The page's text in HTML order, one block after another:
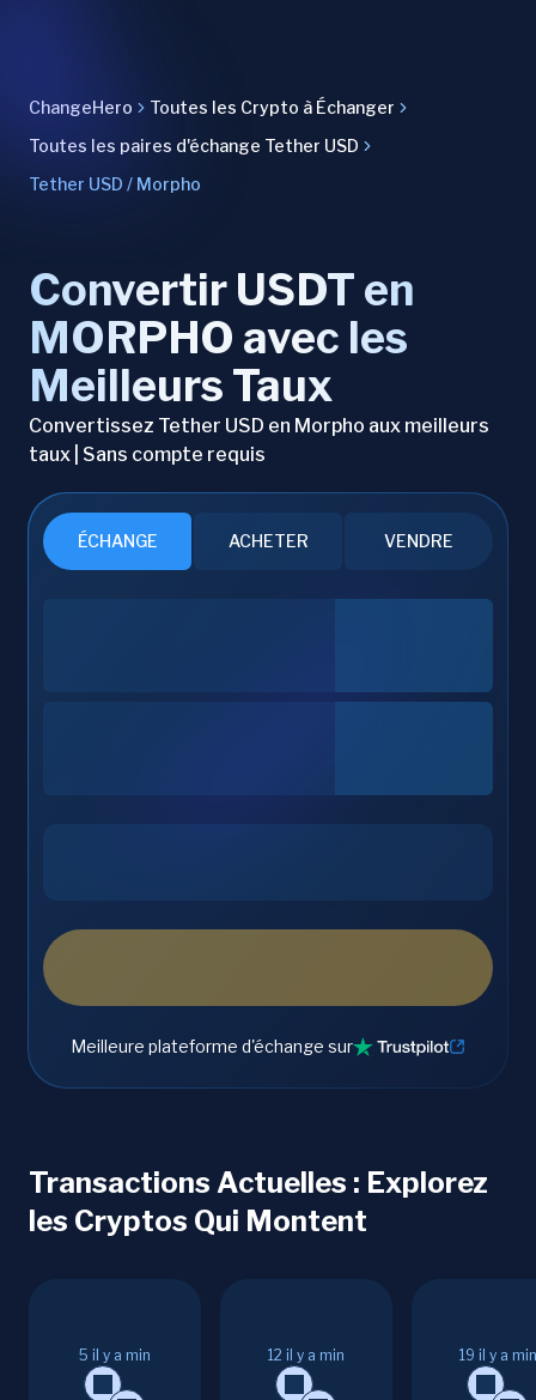
ChangeHero
Toutes les Crypto à Échanger
Toutes les paires d'échange Tether USD
Tether USD / Morpho
Convertir USDT en
MORPHO avec les
Meilleurs Taux
Convertissez Tether USD en Morpho aux meilleurs
taux | Sans compte requis
ÉCHANGE ACHETER VENDRE
Meilleure plateforme d'échange sur
Transactions Actuelles : Explorez
les Cryptos Qui Montent
5 il y a min 12 il y a min 19 il y a min